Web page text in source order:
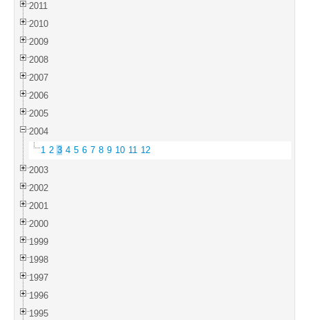
2011
2010
2009
2008
2007
2006
2005
2004
1 2 3 4 5 6 7 8 9 10 11 12
2003
2002
2001
2000
1999
1998
1997
1996
1995